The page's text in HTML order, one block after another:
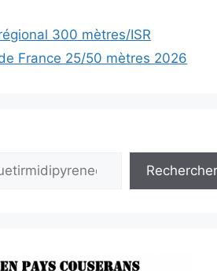
300 mètres/ISR
France 25/50 mètres 2026
Rechercher